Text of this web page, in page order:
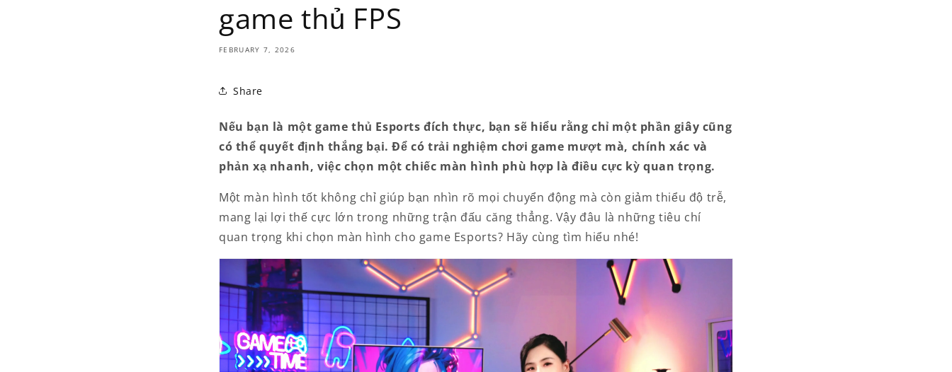
game thủ FPS
FEBRUARY 7, 2026
Share
Nếu bạn là một game thủ Esports đích thực, bạn sẽ hiểu rằng chỉ một phần giây cũng
có thể quyết định thắng bại. Để có trải nghiệm chơi game mượt mà, chính xác và
phản xạ nhanh, việc chọn một chiếc màn hình phù hợp là điều cực kỳ quan trọng.
Một màn hình tốt không chỉ giúp bạn nhìn rõ mọi chuyển động mà còn giảm thiểu độ trễ,
mang lại lợi thế cực lớn trong những trận đấu căng thẳng. Vậy đâu là những tiêu chí
quan trọng khi chọn màn hình cho game Esports? Hãy cùng tìm hiểu nhé!